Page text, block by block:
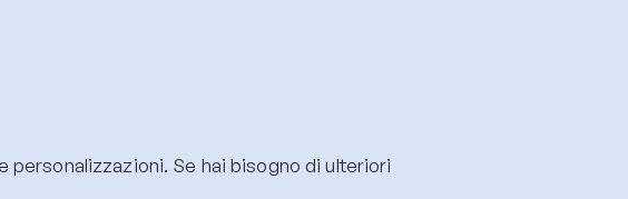
personalizzazioni. Se hai bisogno di ulteriori